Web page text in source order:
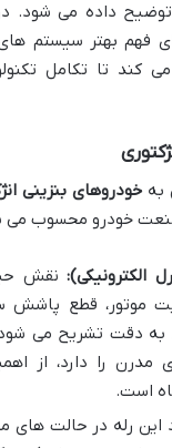
داده می شود.
فهم بهتر سیستم
کند تا تکامل
خودروهای بنزینی
صنعت خودرو محسوب می
نقش
موتور، قطع
دقت تشریح می
است.
این رله در حالت های